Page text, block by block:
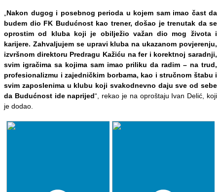
Nakon dugog i posebnog perioda u kojem sam imao čast da
budem dio FK Budućnost kao trener, došao je trenutak da se
oprostim od kluba koji je obilježio važan dio mog života i
karijere. Zahvaljujem se upravi kluba na ukazanom povjerenju,
izvršnom direktoru Predragu Kažiću na fer i korektnoj saradnji,
svim igračima sa kojima sam imao priliku da radim – na trud,
profesionalizmu i zajedničkim borbama, kao i stručnom štabu i
svim zaposlenima u klubu koji svakodnevno daju sve od sebe
da Budućnost ide naprijed“, rekao je na oproštaju Ivan Delić, koji
je dodao.